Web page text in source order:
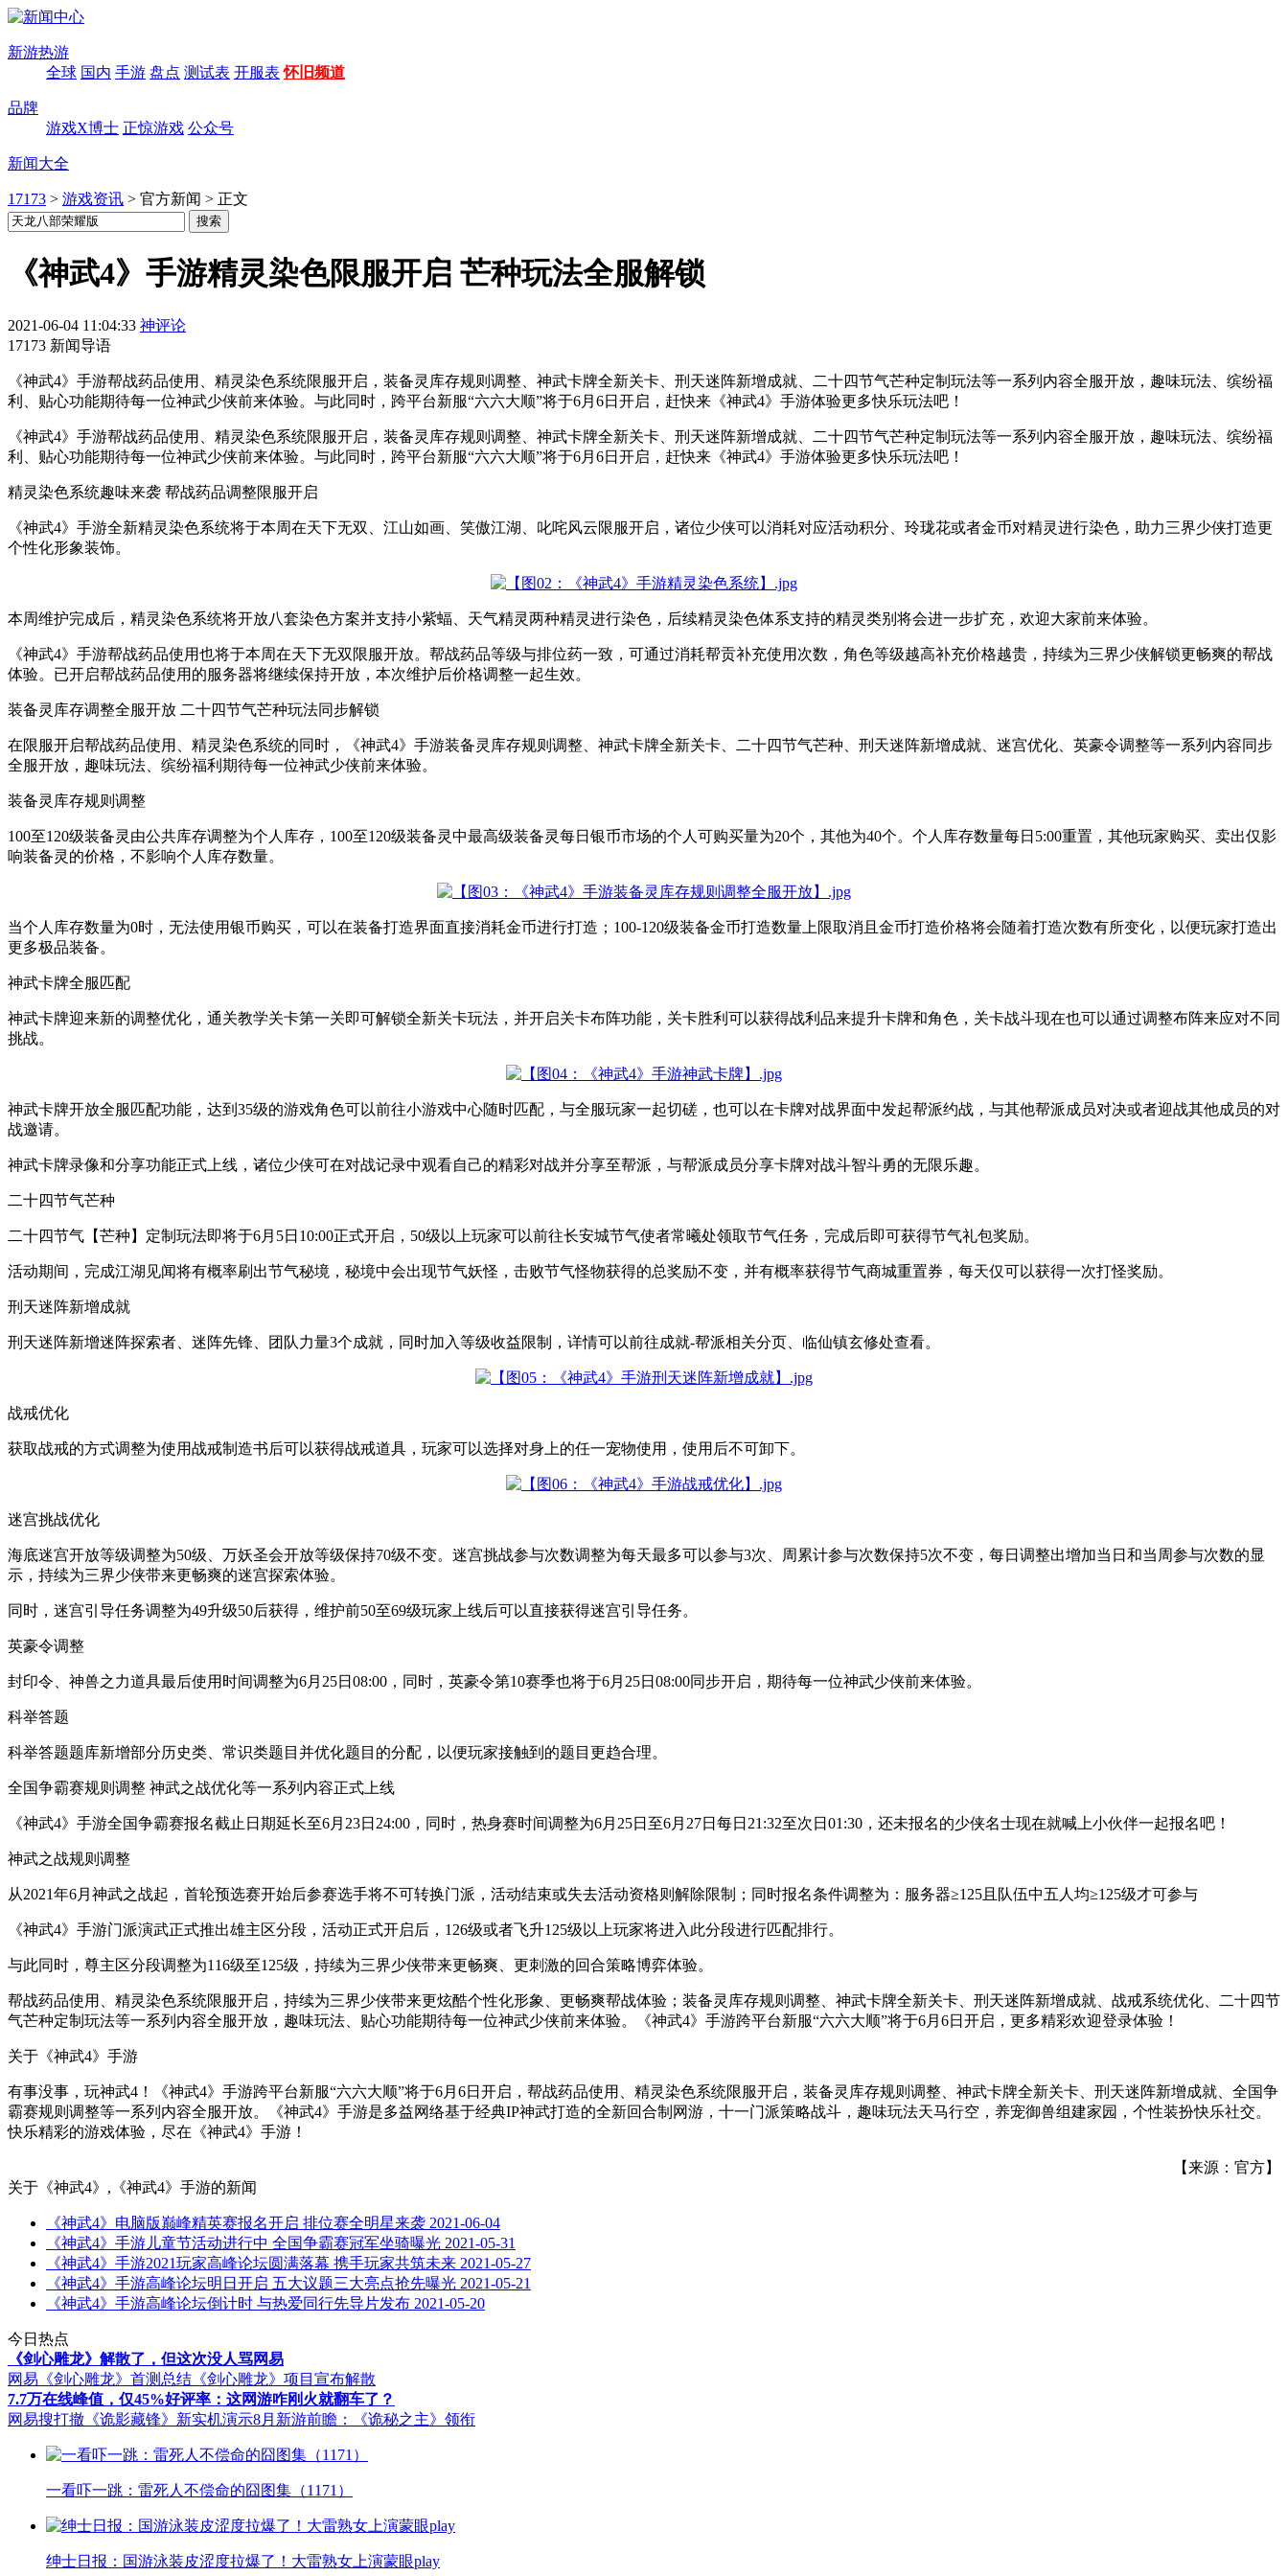
新游热游
全球 国内 手游 盘点 测试表 开服表 怀旧频道
品牌
游戏X博士 正惊游戏 公众号
新闻大全
17173 > 游戏资讯 > 官方新闻 > 正文
《神武4》手游精灵染色限服开启 芒种玩法全服解锁
2021-06-04 11:04:33 神评论
17173 新闻导语
《神武4》手游帮战药品使用、精灵染色系统限服开启，装备灵库存规则调整、神武卡牌全新关卡、刑天迷阵新增成就、二十四节气芒种定制玩法等一系列内容全服开放，趣味玩法、缤纷福
利、贴心功能期待每一位神武少侠前来体验。与此同时，跨平台新服“六六大顺”将于6月6日开启，赶快来《神武4》手游体验更多快乐玩法吧！
《神武4》手游帮战药品使用、精灵染色系统限服开启，装备灵库存规则调整、神武卡牌全新关卡、刑天迷阵新增成就、二十四节气芒种定制玩法等一系列内容全服开放，趣味玩法、缤纷福
利、贴心功能期待每一位神武少侠前来体验。与此同时，跨平台新服“六六大顺”将于6月6日开启，赶快来《神武4》手游体验更多快乐玩法吧！
精灵染色系统趣味来袭 帮战药品调整限服开启
《神武4》手游全新精灵染色系统将于本周在天下无双、江山如画、笑傲江湖、叱咤风云限服开启，诸位少侠可以消耗对应活动积分、玲珑花或者金币对精灵进行染色，助力三界少侠打造更
个性化形象装饰。
本周维护完成后，精灵染色系统将开放八套染色方案并支持小紫蝠、天气精灵两种精灵进行染色，后续精灵染色体系支持的精灵类别将会进一步扩充，欢迎大家前来体验。
《神武4》手游帮战药品使用也将于本周在天下无双限服开放。帮战药品等级与排位药一致，可通过消耗帮贡补充使用次数，角色等级越高补充价格越贵，持续为三界少侠解锁更畅爽的帮战
体验。已开启帮战药品使用的服务器将继续保持开放，本次维护后价格调整一起生效。
装备灵库存调整全服开放 二十四节气芒种玩法同步解锁
在限服开启帮战药品使用、精灵染色系统的同时，《神武4》手游装备灵库存规则调整、神武卡牌全新关卡、二十四节气芒种、刑天迷阵新增成就、迷宫优化、英豪令调整等一系列内容同步
全服开放，趣味玩法、缤纷福利期待每一位神武少侠前来体验。
装备灵库存规则调整
100至120级装备灵由公共库存调整为个人库存，100至120级装备灵中最高级装备灵每日银币市场的个人可购买量为20个，其他为40个。个人库存数量每日5:00重置，其他玩家购买、卖出仅影
响装备灵的价格，不影响个人库存数量。
当个人库存数量为0时，无法使用银币购买，可以在装备打造界面直接消耗金币进行打造；100-120级装备金币打造数量上限取消且金币打造价格将会随着打造次数有所变化，以便玩家打造出
更多极品装备。
神武卡牌全服匹配
神武卡牌迎来新的调整优化，通关教学关卡第一关即可解锁全新关卡玩法，并开启关卡布阵功能，关卡胜利可以获得战利品来提升卡牌和角色，关卡战斗现在也可以通过调整布阵来应对不同
挑战。
神武卡牌开放全服匹配功能，达到35级的游戏角色可以前往小游戏中心随时匹配，与全服玩家一起切磋，也可以在卡牌对战界面中发起帮派约战，与其他帮派成员对决或者迎战其他成员的对
战邀请。
神武卡牌录像和分享功能正式上线，诸位少侠可在对战记录中观看自己的精彩对战并分享至帮派，与帮派成员分享卡牌对战斗智斗勇的无限乐趣。
二十四节气芒种
二十四节气【芒种】定制玩法即将于6月5日10:00正式开启，50级以上玩家可以前往长安城节气使者常曦处领取节气任务，完成后即可获得节气礼包奖励。
活动期间，完成江湖见闻将有概率刷出节气秘境，秘境中会出现节气妖怪，击败节气怪物获得的总奖励不变，并有概率获得节气商城重置券，每天仅可以获得一次打怪奖励。
刑天迷阵新增成就
刑天迷阵新增迷阵探索者、迷阵先锋、团队力量3个成就，同时加入等级收益限制，详情可以前往成就-帮派相关分页、临仙镇玄修处查看。
战戒优化
获取战戒的方式调整为使用战戒制造书后可以获得战戒道具，玩家可以选择对身上的任一宠物使用，使用后不可卸下。
迷宫挑战优化
海底迷宫开放等级调整为50级、万妖圣会开放等级保持70级不变。迷宫挑战参与次数调整为每天最多可以参与3次、周累计参与次数保持5次不变，每日调整出增加当日和当周参与次数的显
示，持续为三界少侠带来更畅爽的迷宫探索体验。
同时，迷宫引导任务调整为49升级50后获得，维护前50至69级玩家上线后可以直接获得迷宫引导任务。
英豪令调整
封印令、神兽之力道具最后使用时间调整为6月25日08:00，同时，英豪令第10赛季也将于6月25日08:00同步开启，期待每一位神武少侠前来体验。
科举答题
科举答题题库新增部分历史类、常识类题目并优化题目的分配，以便玩家接触到的题目更趋合理。
全国争霸赛规则调整 神武之战优化等一系列内容正式上线
《神武4》手游全国争霸赛报名截止日期延长至6月23日24:00，同时，热身赛时间调整为6月25日至6月27日每日21:32至次日01:30，还未报名的少侠名士现在就喊上小伙伴一起报名吧！
神武之战规则调整
从2021年6月神武之战起，首轮预选赛开始后参赛选手将不可转换门派，活动结束或失去活动资格则解除限制；同时报名条件调整为：服务器≥125且队伍中五人均≥125级才可参与
《神武4》手游门派演武正式推出雄主区分段，活动正式开启后，126级或者飞升125级以上玩家将进入此分段进行匹配排行。
与此同时，尊主区分段调整为116级至125级，持续为三界少侠带来更畅爽、更刺激的回合策略博弈体验。
帮战药品使用、精灵染色系统限服开启，持续为三界少侠带来更炫酷个性化形象、更畅爽帮战体验；装备灵库存规则调整、神武卡牌全新关卡、刑天迷阵新增成就、战戒系统优化、二十四节
气芒种定制玩法等一系列内容全服开放，趣味玩法、贴心功能期待每一位神武少侠前来体验。《神武4》手游跨平台新服“六六大顺”将于6月6日开启，更多精彩欢迎登录体验！
关于《神武4》手游
有事没事，玩神武4！《神武4》手游跨平台新服“六六大顺”将于6月6日开启，帮战药品使用、精灵染色系统限服开启，装备灵库存规则调整、神武卡牌全新关卡、刑天迷阵新增成就、全国争
霸赛规则调整等一系列内容全服开放。《神武4》手游是多益网络基于经典IP神武打造的全新回合制网游，十一门派策略战斗，趣味玩法天马行空，养宠御兽组建家园，个性装扮快乐社交。
快乐精彩的游戏体验，尽在《神武4》手游！
【来源：官方】
关于 《神武4》,《神武4》手游的新闻
《神武4》电脑版巅峰精英赛报名开启 排位赛全明星来袭 2021-06-04
《神武4》手游儿童节活动进行中 全国争霸赛冠军坐骑曝光 2021-05-31
《神武4》手游2021玩家高峰论坛圆满落幕 携手玩家共筑未来 2021-05-27
《神武4》手游高峰论坛明日开启 五大议题三大亮点抢先曝光 2021-05-21
《神武4》手游高峰论坛倒计时 与热爱同行先导片发布 2021-05-20
今日热点
《剑心雕龙》解散了，但这次没人骂网易
网易《剑心雕龙》首测总结 《剑心雕龙》项目宣布解散
7.7万在线峰值，仅45%好评率：这网游咋刚火就翻车了？
网易搜打撤《诡影藏锋》新实机演示8月新游前瞻：《诡秘之主》领衔
一看吓一跳：雷死人不偿命的囧图集（1171）
绅士日报：国游泳装皮涩度拉爆了！大雷熟女上演蒙眼play